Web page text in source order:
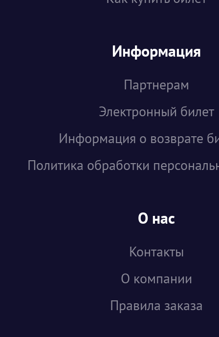
Информация
Партнерам
Электронный билет
Информация о возврате
Политика обработки
О нас
Контакты
О компании
Правила заказа